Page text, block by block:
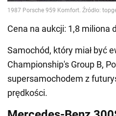
Cena na aukcji: 1,8 miliona
Samochód, który miał być
Championship's Group B,
supersamochodem z
prędkości.